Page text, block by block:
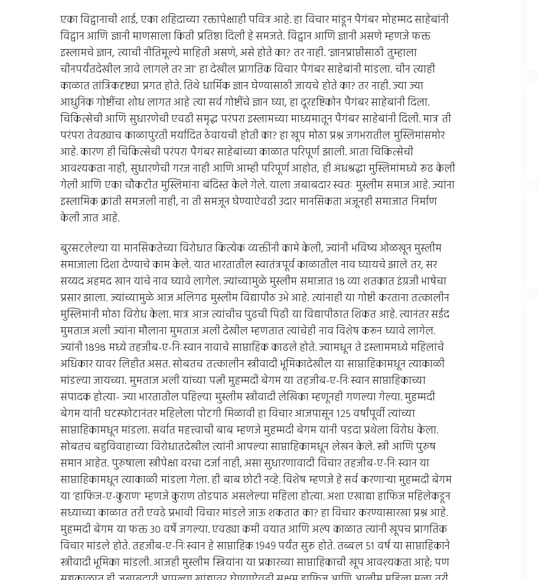
एका विद्वानाची शाई, एका शहिदाच्या रक्तापेक्षाही पवित्र आहे. हा विचार मांडून पैगंबर मोहम्मद साहेबांनी
विद्वान आणि ज्ञानी माणसाला किती प्रतिष्ठा दिली हे समजते. विद्वान आणि ज्ञानी असणे म्हणजे फक्त
इस्लामचे ज्ञान, त्याची नीतिमूल्ये माहिती असणे, असे होते का? तर नाही. ‘ज्ञानप्राप्तीसाठी तुम्हाला
चीनपर्यंतदेखील जावे लागले तर जा’ हा देखील प्रागतिक विचार पैगंबर साहेबांनी मांडला. चीन त्याही
काळात तांत्रिकदृष्ट्या प्रगत होते. तिथे धार्मिक ज्ञान घेण्यासाठी जायचे होते का? तर नाही. ज्या ज्या
आधुनिक गोष्टींचा शोध लागत आहे त्या सर्व गोष्टींचे ज्ञान घ्या, हा दूरदृष्टिकोन पैगंबर साहेबांनी दिला.
चिकित्सेची आणि सुधारणेची एवढी समृद्ध परंपरा इस्लामच्या माध्यमातून पैगंबर साहेबांनी दिली. मात्र ती
परंपरा तेवढ्याच काळापुरती मर्यादित ठेवायची होती का? हा खूप मोठा प्रश्न जगभरातील मुस्लिमांसमोर
आहे. कारण ही चिकित्सेची परंपरा पैगंबर साहेबांच्या काळात परिपूर्ण झाली. आता चिकित्सेची
आवश्यकता नाही, सुधारणेची गरज नाही आणि आम्ही परिपूर्ण आहोत, ही अंधश्रद्धा मुस्लिमांमध्ये रूढ केली
गेली आणि एका चौकटीत मुस्लिमांना बंदिस्त केले गेले. याला जबाबदार स्वतः मुस्लीम समाज आहे. ज्यांना
इस्लामिक क्रांती समजली नाही, ना ती समजून घेण्याऐवढी उदार मानसिकता अजूनही समाजात निर्माण
केली जात आहे.
बुरसटलेल्या या मानसिकतेच्या विरोधात कित्येक व्यक्तींनी कामे केली, ज्यांनी भविष्य ओळखून मुस्लीम
समाजाला दिशा देण्याचे काम केले. यात भारतातील स्वातंत्रपूर्व काळातील नाव घ्यायचे झाले तर, सर
सय्यद अहमद खान यांचे नाव घ्यावे लागेल. ज्यांच्यामुळे मुस्लीम समाजात १८ व्या शतकात इंग्रजी भाषेचा
प्रसार झाला. ज्यांच्यामुळे आज अलिगढ मुस्लीम विद्यापीठ उभे आहे. त्यांनाही या गोष्टी करताना तत्कालीन
मुस्लिमांनी मोठा विरोध केला. मात्र आज त्यांचीच पुढची पिढी या विद्यापीठात शिकत आहे. त्यानंतर सईद
मुमताज अली ज्यांना मौलाना मुमताज अली देखील म्हणतात त्यांचेही नाव विशेष करून घ्यावे लागेल.
ज्यांनी १८९८ मध्ये तहजीब-ए-निःस्वान नावाचे साप्ताहिक काढले होते. ज्यामधून ते इस्लाममध्ये महिलांचे
अधिकार यावर लिहीत असत. सोबतच तत्कालीन स्त्रीवादी भूमिकादेखील या साप्ताहिकामधून त्याकाळी
मांडल्या जायच्या. मुमताज अली यांच्या पत्नी मुहम्मदी बेगम या तहजीब-ए-निःस्वान साप्ताहिकाच्या
संपादक होत्या- ज्या भारतातील पहिल्या मुस्लीम स्त्रीवादी लेखिका म्हणूनही गणल्या गेल्या. मुहम्मदी
बेगम यांनी घटस्फोटानंतर महिलेला पोटगी मिळावी हा विचार आजपासून १२५ वर्षांपूर्वी त्यांच्या
साप्ताहिकामधून मांडला. सर्वात महत्त्वाची बाब म्हणजे मुहम्मदी बेगम यांनी पडदा प्रथेला विरोध केला.
सोबतच बहुविवाहाच्या विरोधातदेखील त्यांनी आपल्या साप्ताहिकामधून लेखन केले. स्त्री आणि पुरुष
समान आहेत. पुरुषाला स्त्रीपेक्षा वरचा दर्जा नाही, असा सुधारणावादी विचार तहजीब-ए-निःस्वान या
साप्ताहिकामधून त्याकाळी मांडला गेला. ही बाब छोटी नव्हे. विशेष म्हणजे हे सर्व करणार्‍या मुहम्मदी बेगम
या ‘हाफिज-ए-कुराण’ म्हणजे कुराण तोंडपाठ असलेल्या महिला होत्या. अशा एखाद्या हाफिज महिलेकडून
सध्याच्या काळात तरी एवढे प्रभावी विचार मांडले जाऊ शकतात का? हा विचार करण्यासारखा प्रश्न आहे.
मुहम्मदी बेगम या फक्त ३० वर्षे जगल्या. एवढ्या कमी वयात आणि अल्प काळात त्यांनी खूपच प्रागतिक
विचार मांडले होते. तहजीब-ए-निःस्वान हे साप्ताहिक १९४९ पर्यंत सुरू होते. तब्बल ५१ वर्ष या साप्ताहिकाने
स्त्रीवादी भूमिका मांडली. आजही मुस्लीम स्त्रियांना या प्रकारच्या साप्ताहिकाची खूप आवश्यकता आहे; पण